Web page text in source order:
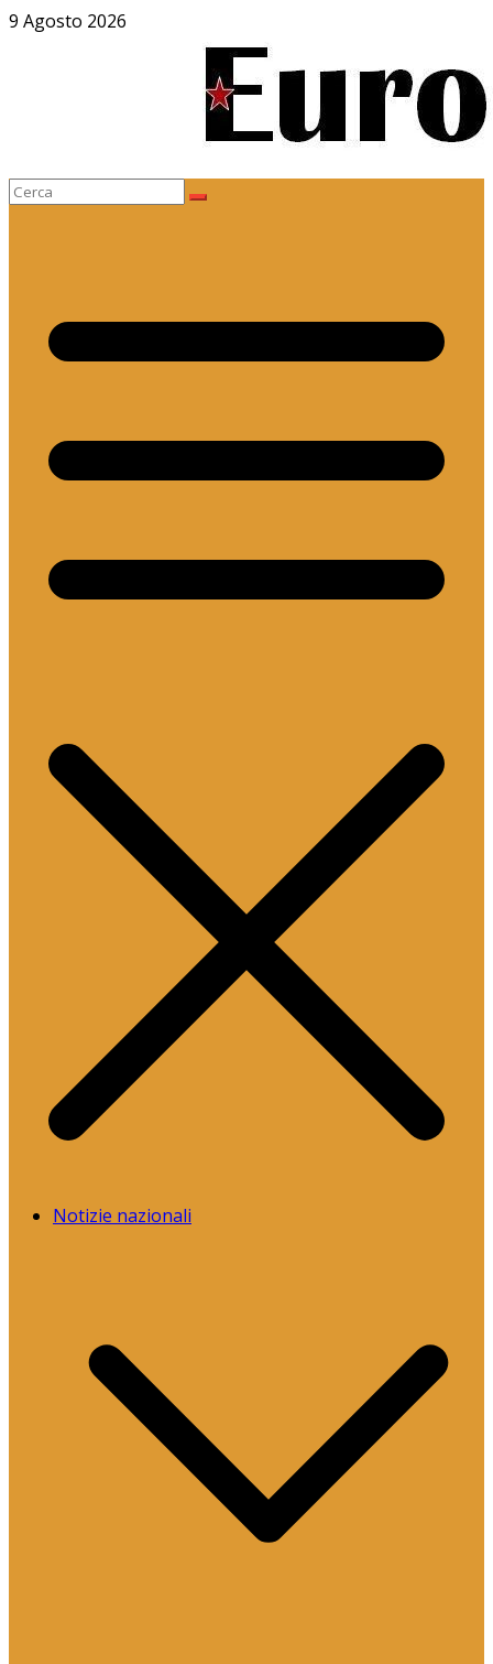
Salta
9 Agosto 2026
Notizie nazionali